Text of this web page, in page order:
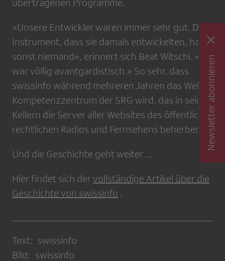
übertragenen Programme.
«Unsere Entwickler waren immer sehr gut. Das
Instrument, dass sie damals entwickelten, hatte
sonst niemand», erinnert sich Beat Witschi. «Es
war völlig avantgardistisch.» So sehr, dass
swissinfo während mehreren Jahren das Web-
Kompetenzzentrum der SRG wird, das in seinen
Kellern die Server aller Websites des öffentlich-
rechtlichen Radios und Fernsehens beherbergt.
Und die Geschichte geht weiter ...
Hier findet sich dervollständige Artikel über die
Geschichte von swissinfo .
Text: swissinfo
Bild: swissinfo
Newsletter abonnieren